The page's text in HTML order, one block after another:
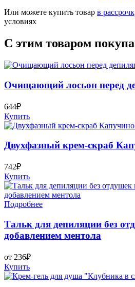
Или можете купить товар в
условиях
С этим товаром
Очищающий лосьон перед
644₽
Купить
Двухфазный крем-скраб
742₽
Купить
Подробнее
Тальк для депиляции без
добавлением ментола
от 236₽
Купить